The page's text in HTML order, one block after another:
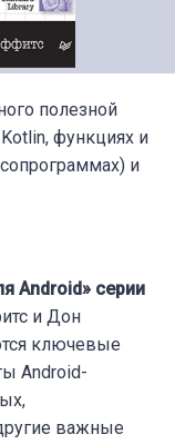
полезной
функциях и
и
Android» серии
и Дон
ключевые
Android-
важные